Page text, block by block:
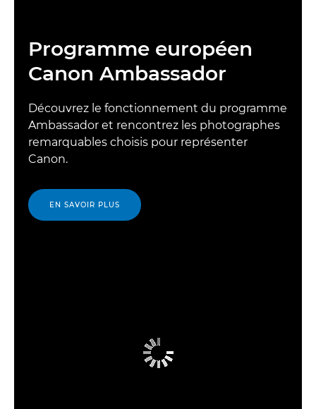
Programme européen
Canon Ambassador
Découvrez le fonctionnement du programme
Ambassador et rencontrez les photographes
remarquables choisis pour représenter
Canon.
EN SAVOIR PLUS